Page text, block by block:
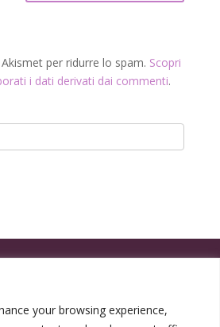
your browsing experience,
per ridurre lo spam. Scopri
i dati derivati dai commenti.